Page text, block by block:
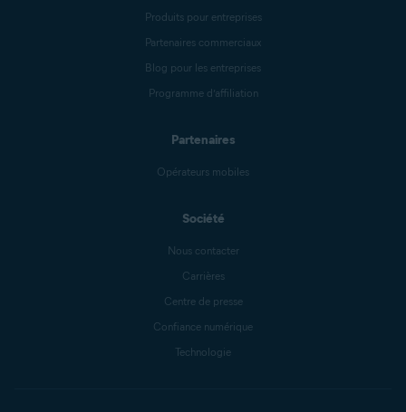
Produits pour entreprises
Partenaires commerciaux
Blog pour les entreprises
Programme d’affiliation
Partenaires
Opérateurs mobiles
Société
Nous contacter
Carrières
Centre de presse
Confiance numérique
Technologie